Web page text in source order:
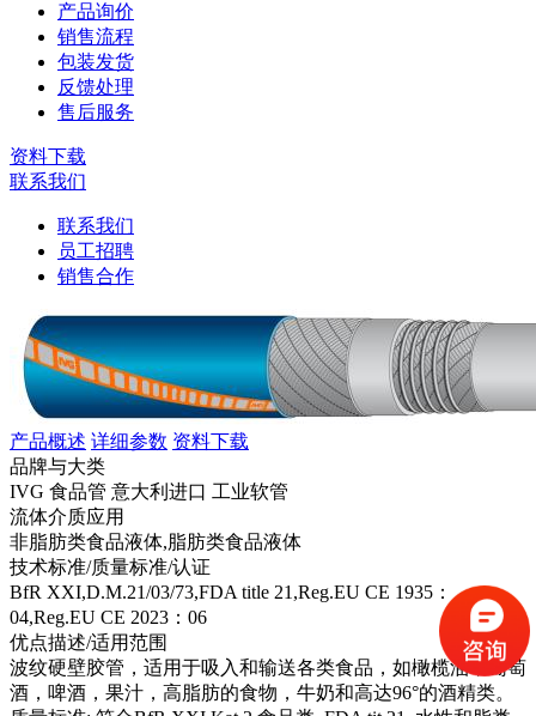
产品询价
销售流程
包装发货
反馈处理
售后服务
资料下载
联系我们
联系我们
员工招聘
销售合作
产品概述 详细参数 资料下载
品牌与大类
IVG 食品管 意大利进口 工业软管
流体介质应用
非脂肪类食品液体,脂肪类食品液体
技术标准/质量标准/认证
BfR XXI,D.M.21/03/73,FDA title 21,Reg.EU CE 1935：
04,Reg.EU CE 2023：06
优点描述/适用范围
波纹硬壁胶管，适用于吸入和输送各类食品，如橄榄油，葡萄
酒，啤酒，果汁，高脂肪的食物，牛奶和高达96°的酒精类。